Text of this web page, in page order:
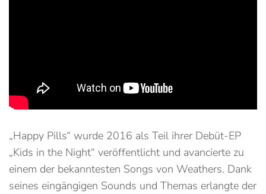
„Happy Pills“ wurde 2016 als Teil ihrer Debüt-EP
„Kids in the Night“ veröffentlicht und avancierte zu
einem der bekanntesten Songs von Weathers. Dank
seines eingängigen Sounds und Themas erlangte der